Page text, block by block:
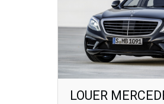
LOUER